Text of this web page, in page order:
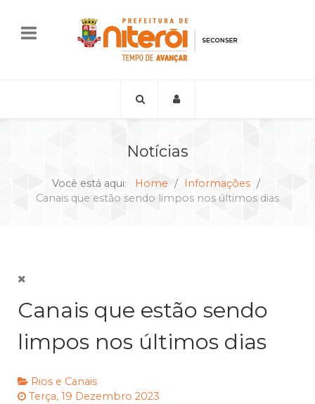
Notícias
Você está aqui: Home
Informações
Canais que estão sendo limpos nos últimos dias
Canais que estão sendo
limpos nos últimos dias
Rios e Canais
Terça, 19 Dezembro 2023